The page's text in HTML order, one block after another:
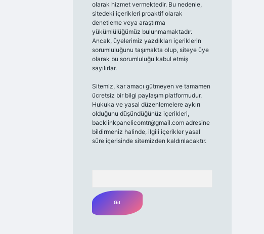
olarak hizmet vermektedir. Bu nedenle,
sitedeki içerikleri proaktif olarak
denetleme veya araştırma
yükümlülüğümüz bulunmamaktadır.
Ancak, üyelerimiz yazdıkları içeriklerin
sorumluluğunu taşımakta olup, siteye üye
olarak bu sorumluluğu kabul etmiş
sayılırlar.
Sitemiz, kar amacı gütmeyen ve tamamen
ücretsiz bir bilgi paylaşım platformudur.
Hukuka ve yasal düzenlemelere aykırı
olduğunu düşündüğünüz içerikleri,
backlinkpanelicomtr@gmail.comadresine
bildirmeniz halinde, ilgili içerikler yasal
süre içerisinde sitemizden kaldırılacaktır.